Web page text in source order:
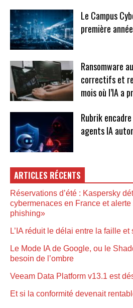
Le Campus
première
Ransomware
correctifs et
mois où l’IA a
Rubrik
agents IA
ARTICLES RÉCENTS
Réservations d’été : Kaspersky
cybermenaces en France et
phishing»
L’IA réduit le délai entre la faille
Le Mode IA de Google, ou le
besoin de l’ombre
Veeam Data Platform v13.1 est
Et si la conformité devenait